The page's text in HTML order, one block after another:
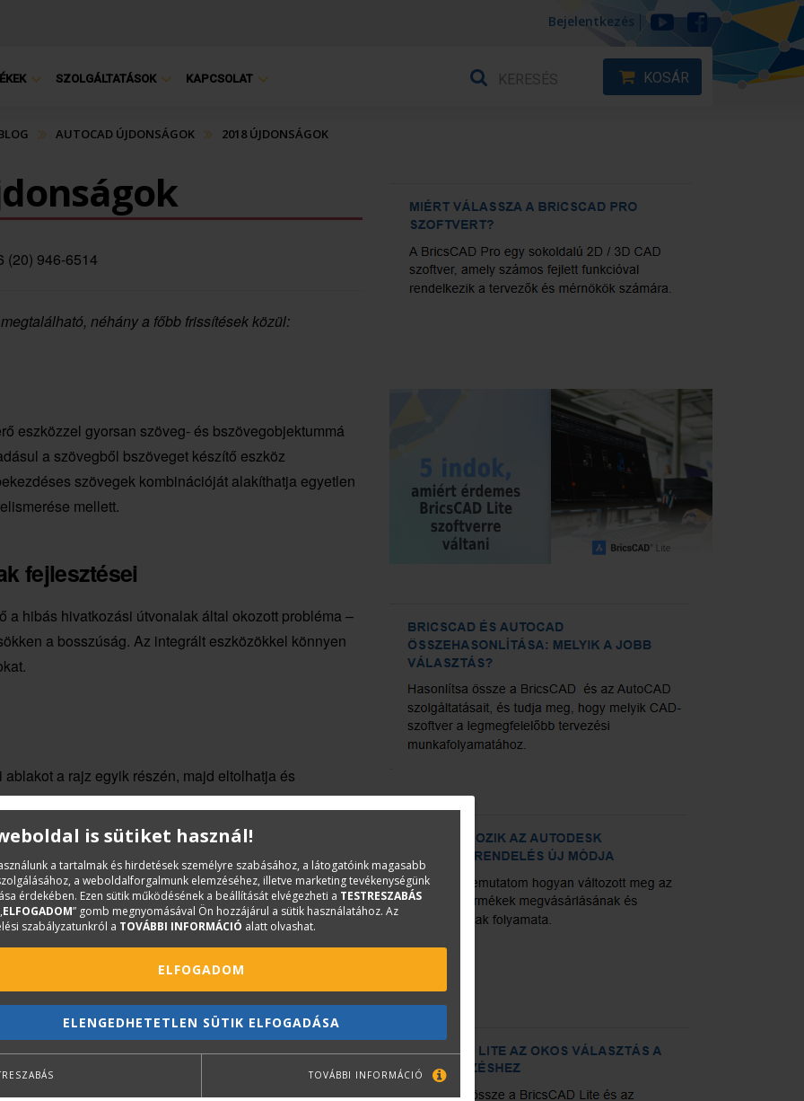
Bejelentkezés
SZOLGÁLTATÁSOK KAPCSOLAT KOSÁR
AUTOCAD ÚJDONSÁGOK 2018 ÚJDONSÁGOK
(20) 946-6514
néhány a főbb frissítések közül:
eszközzel gyorsan szöveg- és bszövegobjektummá
a szövegből bszöveget készítő eszköz
szövegek kombinációját alakíthatja egyetlen
mellett.
fejlesztései
hibás hivatkozási útvonalak által okozott probléma –
a bosszúság. Az integrált eszközökkel könnyen
a rajz egyik részén, majd eltolhatja és
a képernyőn nem szereplő objektumok kijelölését!
támogatása
monitorokat, így az elérhető legjobb megtekintési
kijelzőkön. A gyakran használt felhasználóifelület-
eszköztárak, ViewCube, jelölődoboz és
méretezi és jeleníti meg.
a teljesítményt, miközben biztosítja a megbízható
is sütiket használ!
a tartalmak és hirdetések személyre szabásához, a látogatóink magasabb
a weboldalforgalmunk elemzéséhez, illetve marketing tevékenységünk
érdekében. Ezen sütik működésének a beállítását elvégezheti a TESTRESZABÁS
ELFOGADOM” gomb megnyomásával Ön hozzájárul a sütik használatához. Az
szabályzatunkról a TOVÁBBI INFORMÁCIÓ alatt olvashat.
ELFOGADOM
ELENGEDHETETLEN SÜTIK ELFOGADÁSA
TOVÁBBI INFORMÁCIÓ